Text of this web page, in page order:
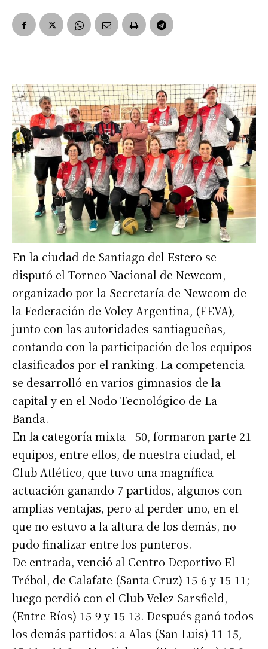
En la ciudad de Santiago del Estero se
disputó el Torneo Nacional de Newcom,
organizado por la Secretaría de Newcom de
la Federación de Voley Argentina, (FEVA),
junto con las autoridades santiagueñas,
contando con la participación de los equipos
clasificados por el ranking. La competencia
se desarrolló en varios gimnasios de la
capital y en el Nodo Tecnológico de La
Banda.
En la categoría mixta +50, formaron parte 21
equipos, entre ellos, de nuestra ciudad, el
Club Atlético, que tuvo una magnífica
actuación ganando 7 partidos, algunos con
amplias ventajas, pero al perder uno, en el
que no estuvo a la altura de los demás, no
pudo finalizar entre los punteros.
De entrada, venció al Centro Deportivo El
Trébol, de Calafate (Santa Cruz) 15-6 y 15-11;
luego perdió con el Club Velez Sarsfield,
(Entre Ríos) 15-9 y 15-13. Después ganó todos
los demás partidos: a Alas (San Luis) 11-15,